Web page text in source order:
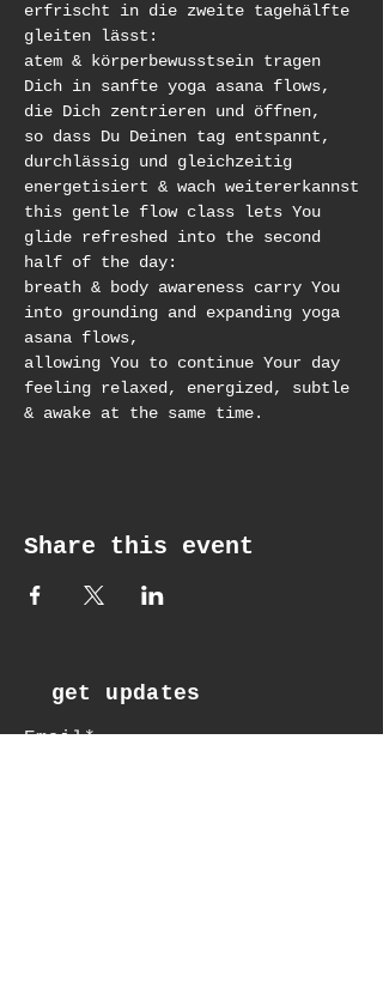
erfrischt in die zweite tagehälfte
gleiten lässt:
atem & körperbewusstsein tragen
Dich in sanfte yoga asana flows,
die Dich zentrieren und öffnen,
so dass Du Deinen tag entspannt,
durchlässig und gleichzeitig
energetisiert & wach weitererkannst
this gentle flow class lets You
glide refreshed into the second
half of the day:
breath & body awareness carry You
into grounding and expanding yoga
asana flows,
allowing You to continue Your day
feeling relaxed, energized, subtle
& awake at the same time.
Share this event
get updates
Email*